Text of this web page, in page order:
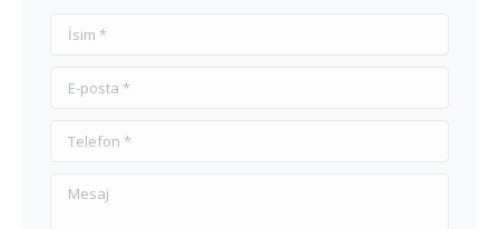
İsim *
E-posta *
Telefon *
Mesaj